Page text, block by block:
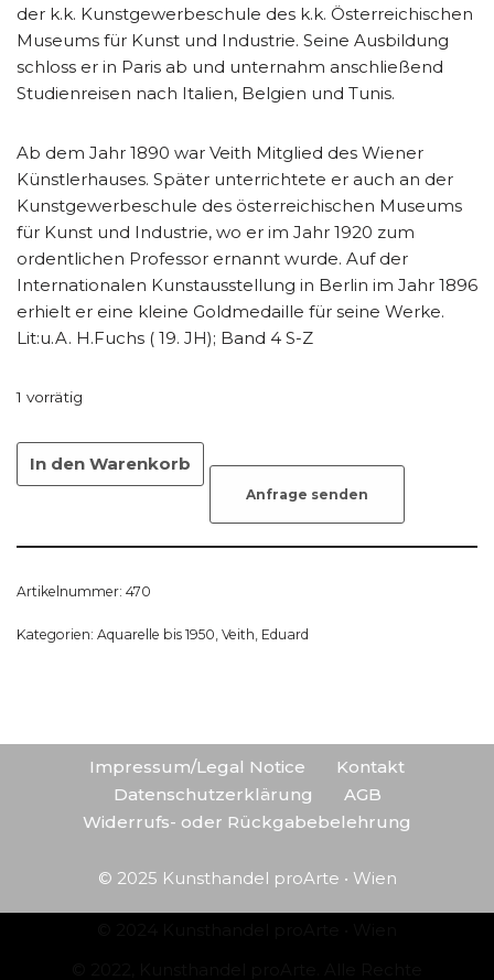
der k.k. Kunstgewerbeschule des k.k. Österreichischen
Museums für Kunst und Industrie. Seine Ausbildung
schloss er in Paris ab und unternahm anschließend
Studienreisen nach Italien, Belgien und Tunis.
Ab dem Jahr 1890 war Veith Mitglied des Wiener
Künstlerhauses. Später unterrichtete er auch an der
Kunstgewerbeschule des österreichischen Museums
für Kunst und Industrie, wo er im Jahr 1920 zum
ordentlichen Professor ernannt wurde. Auf der
Internationalen Kunstausstellung in Berlin im Jahr 1896
erhielt er eine kleine Goldmedaille für seine Werke.
Lit:u.A. H.Fuchs ( 19. JH); Band 4 S-Z
1 vorrätig
In den Warenkorb
Anfrage senden
Artikelnummer: 470
Kategorien: Aquarelle bis 1950, Veith, Eduard
Impressum/Legal Notice
Kontakt
Datenschutzerklärung
AGB
Widerrufs- oder Rückgabebelehrung
© 2025 Kunsthandel proArte • Wien